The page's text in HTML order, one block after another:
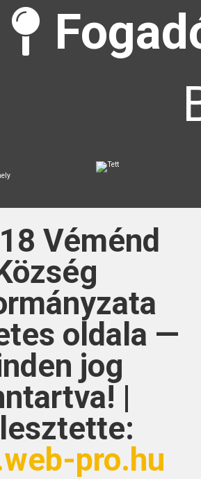
Véménd
oldala —
jog
|
pro.hu